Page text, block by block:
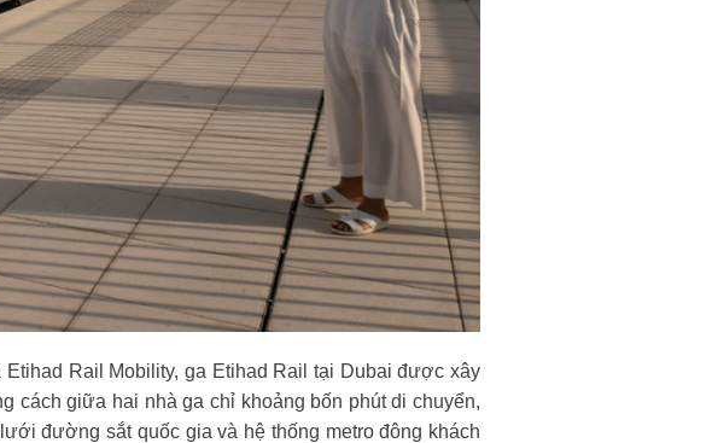
Rail Mobility, ga Etihad Rail tại Dubai được xây
cách giữa hai nhà ga chỉ khoảng bốn phút di chuyển,
đường sắt quốc gia và hệ thống metro đông khách